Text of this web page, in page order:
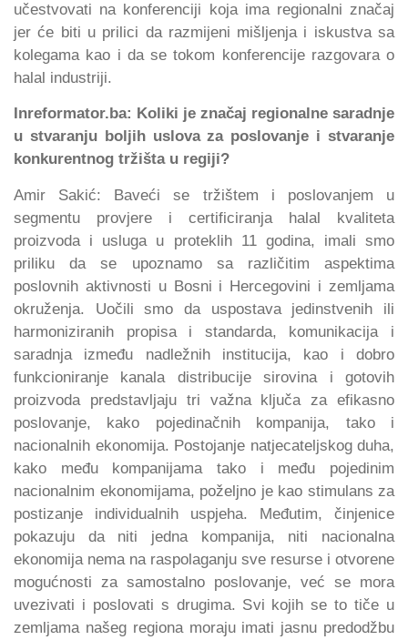
učestvovati na konferenciji koja ima regionalni značaj
jer će biti u prilici da razmijeni mišljenja i iskustva sa
kolegama kao i da se tokom konferencije razgovara o
halal industriji.
Inreformator.ba: Koliki je značaj regionalne saradnje
u stvaranju boljih uslova za poslovanje i stvaranje
konkurentnog tržišta u regiji?
Amir Sakić: Baveći se tržištem i poslovanjem u
segmentu provjere i certificiranja halal kvaliteta
proizvoda i usluga u proteklih 11 godina, imali smo
priliku da se upoznamo sa različitim aspektima
poslovnih aktivnosti u Bosni i Hercegovini i zemljama
okruženja. Uočili smo da uspostava jedinstvenih ili
harmoniziranih propisa i standarda, komunikacija i
saradnja između nadležnih institucija, kao i dobro
funkcioniranje kanala distribucije sirovina i gotovih
proizvoda predstavljaju tri važna ključa za efikasno
poslovanje, kako pojedinačnih kompanija, tako i
nacionalnih ekonomija. Postojanje natjecateljskog duha,
kako među kompanijama tako i među pojedinim
nacionalnim ekonomijama, poželjno je kao stimulans za
postizanje individualnih uspjeha. Međutim, činjenice
pokazuju da niti jedna kompanija, niti nacionalna
ekonomija nema na raspolaganju sve resurse i otvorene
mogućnosti za samostalno poslovanje, već se mora
uvezivati i poslovati s drugima. Svi kojih se to tiče u
zemljama našeg regiona moraju imati jasnu predodžbu